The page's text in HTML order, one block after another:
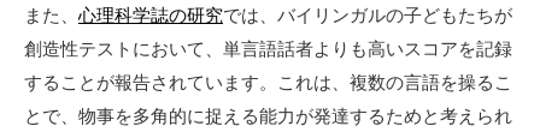
また、 心理科学誌の研究では、バイリンガルの子どもたちが
創造性テストにおいて、単言語話者よりも高いスコアを記録
することが報告されています。これは、複数の言語を操るこ
とで、物事を多角的に捉える能力が発達するためと考えられ